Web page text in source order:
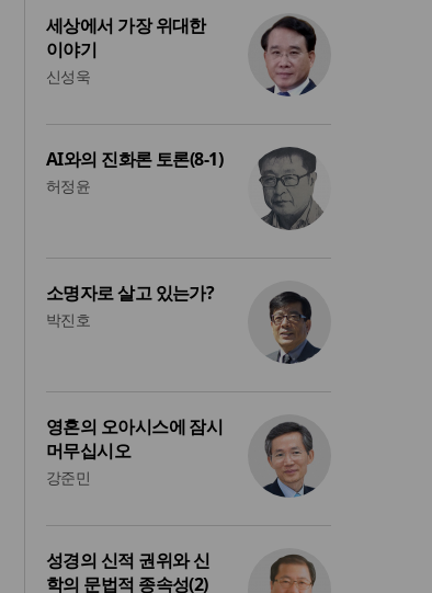
세상에서 가장 위대한
이야기
신성욱
AI와의 진화론 토론(8-1)
허정윤
소명자로 살고 있는가?
박진호
영혼의 오아시스에 잠시
머무십시오
강준민
성경의 신적 권위와 신
학의 문법적 종속성(2)